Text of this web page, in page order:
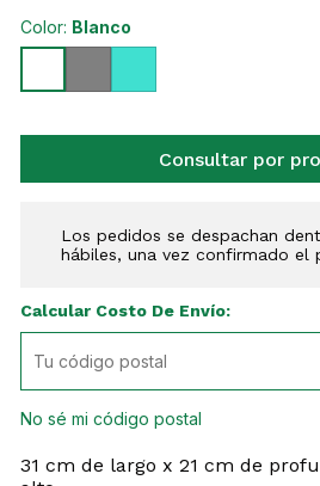
Color: Blanco
Consultar por
Los pedidos se despachan
hábiles, una vez confirmado el
Calcular Costo De Envío:
No sé mi código postal
31 cm de largo x 21 cm de